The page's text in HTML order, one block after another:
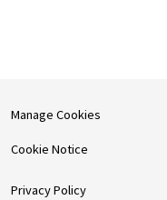
Manage Cookies
Cookie Notice
Privacy Policy